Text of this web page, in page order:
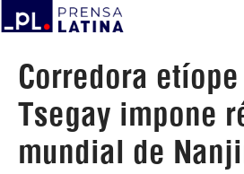
Corredora
Tsegay impone
mundial de